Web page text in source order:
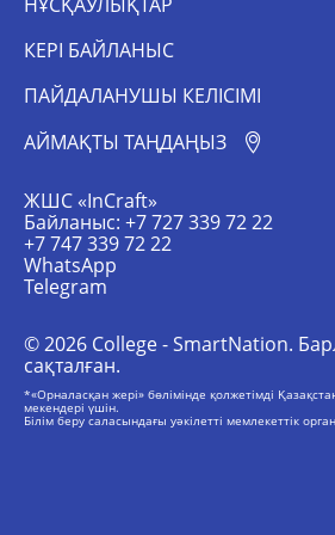
КЕРІ БАЙЛАНЫС
ПАЙДАЛАНУШЫ КЕЛІСІМІ
АЙМАҚТЫ ТАҢДАҢЫЗ
ЖШС «InCraft»
Байланыс: +7 727 339 72 22
+7 747 339 72 22
WhatsApp
Telegram
© 2026 College - SmartNation.
сақталған.
*«Орналасқан жері» бөлімінде қолжетімді
мекендері үшін.
Білім беру саласындағы уәкілетті мемлекеттік